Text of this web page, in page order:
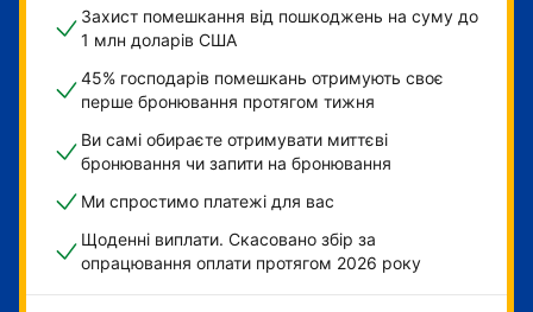
Захист помешкання від пошкоджень на суму до
1 млн доларів США
45% господарів помешкань отримують своє
перше бронювання протягом тижня
Ви самі обираєте отримувати миттєві
бронювання чи запити на бронювання
Ми спростимо платежі для вас
Щоденні виплати. Скасовано збір за
опрацювання оплати протягом 2026 року